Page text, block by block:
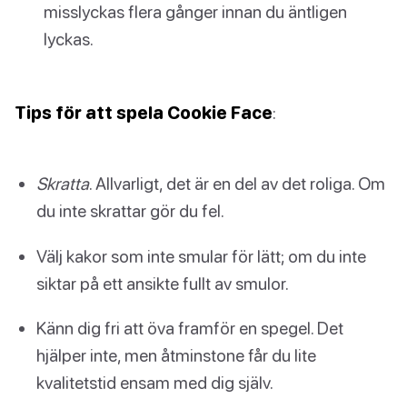
misslyckas flera gånger innan du äntligen
lyckas.
Tips för att spela Cookie Face:
Skratta. Allvarligt, det är en del av det roliga. Om
du inte skrattar gör du fel.
Välj kakor som inte smular för lätt; om du inte
siktar på ett ansikte fullt av smulor.
Känn dig fri att öva framför en spegel. Det
hjälper inte, men åtminstone får du lite
kvalitetstid ensam med dig själv.